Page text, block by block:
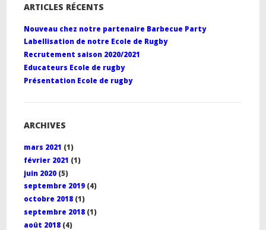
ARTICLES RÉCENTS
Nouveau chez notre partenaire Barbecue Party
Labellisation de notre Ecole de Rugby
Recrutement saison 2020/2021
Educateurs Ecole de rugby
Présentation Ecole de rugby
ARCHIVES
mars 2021 (1)
février 2021 (1)
juin 2020(5)
septembre 2019(4)
octobre 2018(1)
septembre 2018(1)
août 2018(4)